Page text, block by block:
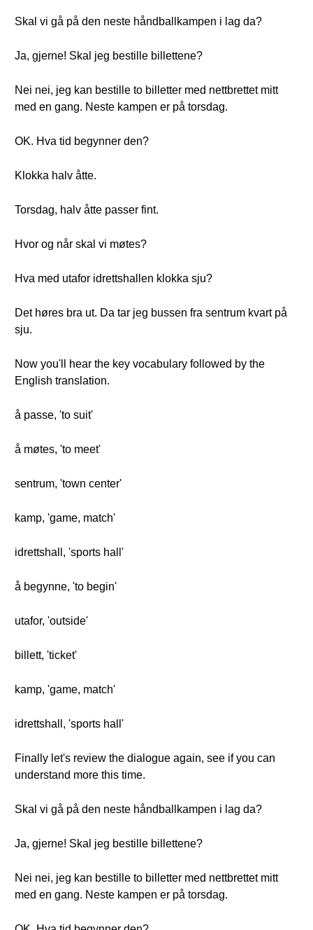
Skal vi gå på den neste håndballkampen i lag da?
Ja, gjerne! Skal jeg bestille billettene?
Nei nei, jeg kan bestille to billetter med nettbrettet mitt
med en gang. Neste kampen er på torsdag.
OK. Hva tid begynner den?
Klokka halv åtte.
Torsdag, halv åtte passer fint.
Hvor og når skal vi møtes?
Hva med utafor idrettshallen klokka sju?
Det høres bra ut. Da tar jeg bussen fra sentrum kvart på
sju.
Now you'll hear the key vocabulary followed by the
English translation.
å passe, 'to suit'
å møtes, 'to meet'
sentrum, 'town center'
kamp, 'game, match'
idrettshall, 'sports hall'
å begynne, 'to begin'
utafor, 'outside'
billett, 'ticket'
kamp, 'game, match'
idrettshall, 'sports hall'
Finally let's review the dialogue again, see if you can
understand more this time.
Skal vi gå på den neste håndballkampen i lag da?
Ja, gjerne! Skal jeg bestille billettene?
Nei nei, jeg kan bestille to billetter med nettbrettet mitt
med en gang. Neste kampen er på torsdag.